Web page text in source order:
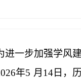
进一步加强学风
年5 月14日，